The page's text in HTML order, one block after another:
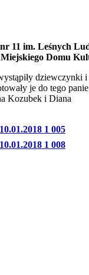
11 im. Leśnych
Miejskiego Domu
dziewczynki i
je do tego
Kozubek i Diana